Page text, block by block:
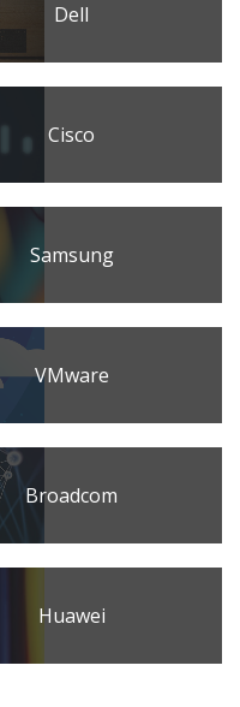
Dell
Cisco
Samsung
VMware
Broadcom
Huawei